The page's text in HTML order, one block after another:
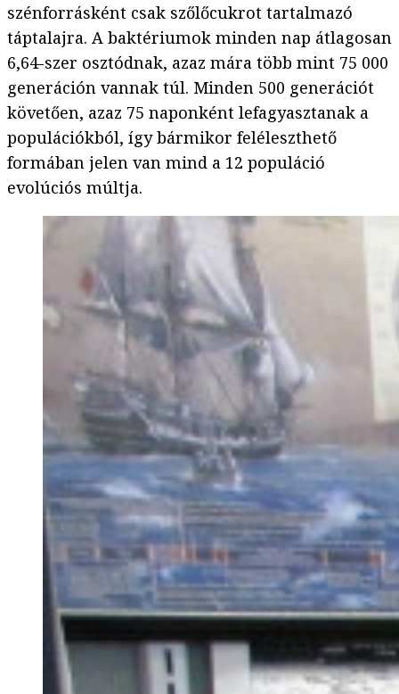
szénforrásként csak szőlőcukrot tartalmazó
táptalajra. A baktériumok minden nap átlagosan
6,64-szer osztódnak, azaz mára több mint 75 000
generáción vannak túl. Minden 500 generációt
követően, azaz 75 naponként lefagyasztanak a
populációkból, így bármikor feléleszthető
formában jelen van mind a 12 populáció
evolúciós múltja.